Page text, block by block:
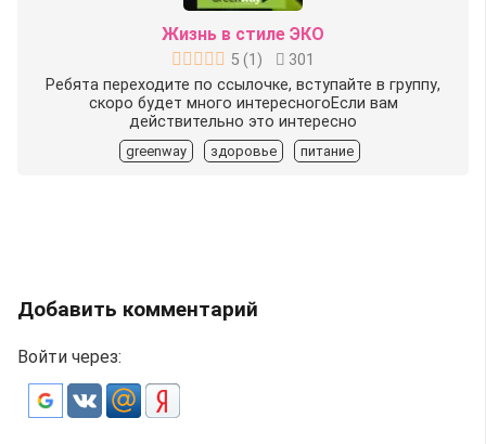
Жизнь в стиле ЭКО
5 (1 )
301
Ребята переходите по ссылочке, вступайте в группу,
скоро будет много интересногоЕсли вам
действительно это интересно
greenway здоровье питание
Добавить комментарий
Войти через: